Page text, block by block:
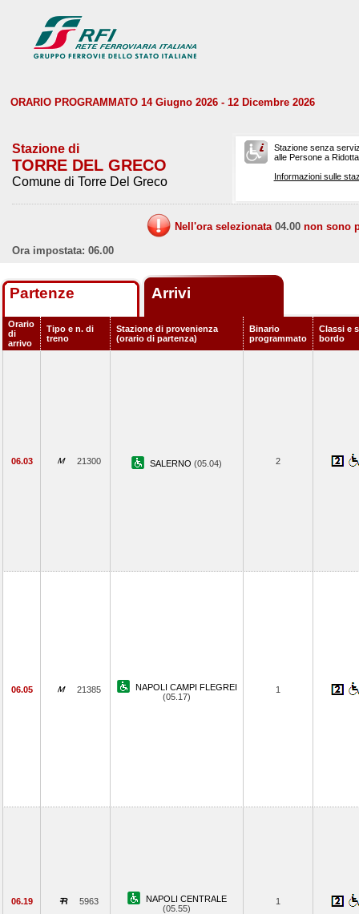
ORARIO PROGRAMMATO 14 Giugno 2026 - 12 Dicembre 2026
Stazione di
TORRE DEL GRECO
Comune di Torre Del Greco
Stazione senza
alle Persone a
Informazioni sulle
Nell'ora selezionata 04.00 non sono
Ora impostata: 06.00
Partenze Arrivi
Orario
di
arrivo
Tipo e n. di
treno
Stazione di provenienza
(orario di partenza)
Binario
programmato
Classi e
bordo
06.03 21300 SALERNO (05.04) 2
06.05 21385
NAPOLI CAMPI FLEGREI
(05.17)
1
06.19 5963
NAPOLI CENTRALE
(05.55)
1